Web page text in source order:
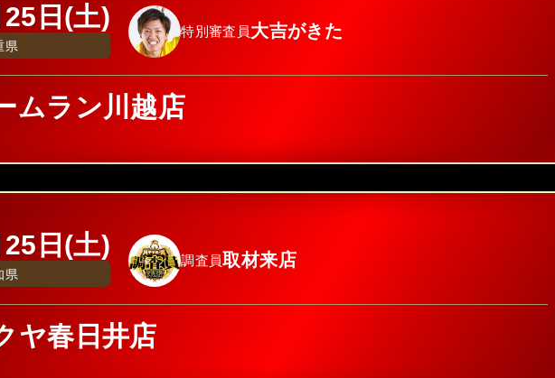
日(土)
県
特別審査員大吉がきた
ムラン川越店
日(土)
県
調査員取材来店
ヤ春日井店